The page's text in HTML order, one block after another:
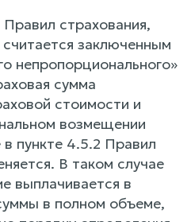
страхования,
заключенным
непропорционального»
сумма
стоимости и
возмещении
пункте 4.5.2 Правил
В таком случае
выплачивается в
в полном объеме,